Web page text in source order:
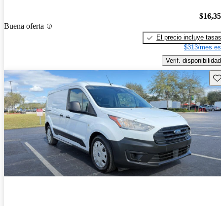
Buena oferta
El precio incluye tasas
$313/mes
Verif. disponibilidad